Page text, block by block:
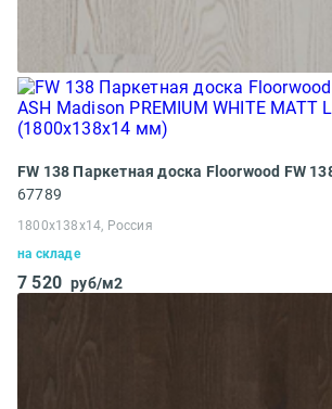
67789
1800x138x14, Россия
на складе
7 520 руб/м2